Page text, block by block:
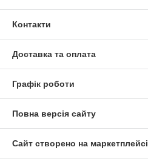
Контакти
Доставка та оплата
Графік роботи
Повна версія сайту
Сайт створено на маркетплейсі